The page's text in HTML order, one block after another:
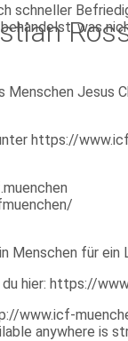
schneller
was
Jesus
https://
Menschen für
hier: https://
www.icf-
anywhere is